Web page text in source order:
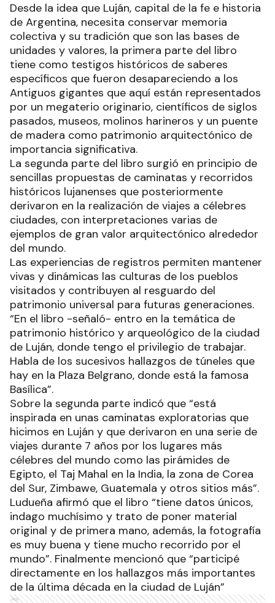
Desde la idea que Luján, capital de la fe e historia
de Argentina, necesita conservar memoria
colectiva y su tradición que son las bases de
unidades y valores, la primera parte del libro
tiene como testigos históricos de saberes
específicos que fueron desapareciendo a los
Antiguos gigantes que aquí están representados
por un megaterio originario, científicos de siglos
pasados, museos, molinos harineros y un puente
de madera como patrimonio arquitectónico de
importancia significativa.
La segunda parte del libro surgió en principio de
sencillas propuestas de caminatas y recorridos
históricos lujanenses que posteriormente
derivaron en la realización de viajes a célebres
ciudades, con interpretaciones varias de
ejemplos de gran valor arquitectónico alrededor
del mundo.
Las experiencias de registros permiten mantener
vivas y dinámicas las culturas de los pueblos
visitados y contribuyen al resguardo del
patrimonio universal para futuras generaciones.
“En el libro -señaló- entro en la temática de
patrimonio histórico y arqueológico de la ciudad
de Luján, donde tengo el privilegio de trabajar.
Habla de los sucesivos hallazgos de túneles que
hay en la Plaza Belgrano, donde está la famosa
Basílica”.
Sobre la segunda parte indicó que “está
inspirada en unas caminatas exploratorias que
hicimos en Luján y que derivaron en una serie de
viajes durante 7 años por los lugares más
célebres del mundo como las pirámides de
Egipto, el Taj Mahal en la India, la zona de Corea
del Sur, Zimbawe, Guatemala y otros sitios más”.
Ludueña afirmó que el libro “tiene datos únicos,
indago muchísimo y trato de poner material
original y de primera mano, además, la fotografía
es muy buena y tiene mucho recorrido por el
mundo”. Finalmente mencionó que “participé
directamente en los hallazgos más importantes
de la última década en la ciudad de Luján”
Ads